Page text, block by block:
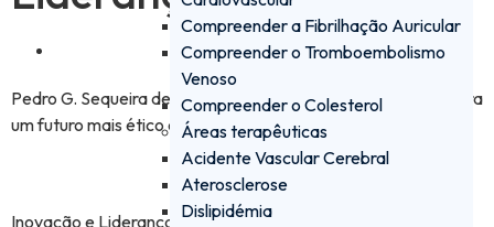
Compreender a Fibrilhação Auricular
Compreender o Tromboembolismo
Venoso
Compreender o Colesterol
Áreas terapêuticas
Acidente Vascular Cerebral
Aterosclerose
Dislipidémia
Março 5, 2025
Pedro G. Sequeira destaca a importância da colaboração para
um futuro mais ético e saudável.
Inovação e Liderança em Saúde: Uma Conversa Inspiradora